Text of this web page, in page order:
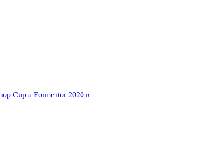
Cupra Formentor 2020 в